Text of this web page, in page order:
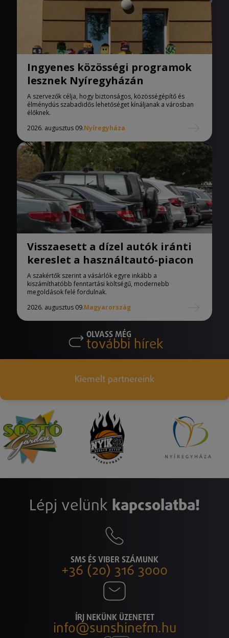
Ingyenes közösségi programok
lesznek Nyíregyházán
A szervezők célja, hogy biztonságos, közösségépítő és
élménydús szabadidős lehetőséget kínáljanak a városban
élőknek.
2026. augusztus 09.Nyíregyháza
Visszaesett a dízel autók iránti
kereslet a használtautó-piacon
A szakértők szerint a vásárlók egyre inkább a
kiszámíthatóbb fenntartási költségű, modernebb
megoldások felé fordulnak.
2026. augusztus 09.Magyarország
OLVASS MÉG
további hírek
Kiemelt partnereink
Lépj velünk kapcsolatba!
SMS ÉS VIBER SZÁMUNK
+36 (20) 316 3000
ÍRJ NEKÜNK ÜZENETET
info@sunshinefm.hu